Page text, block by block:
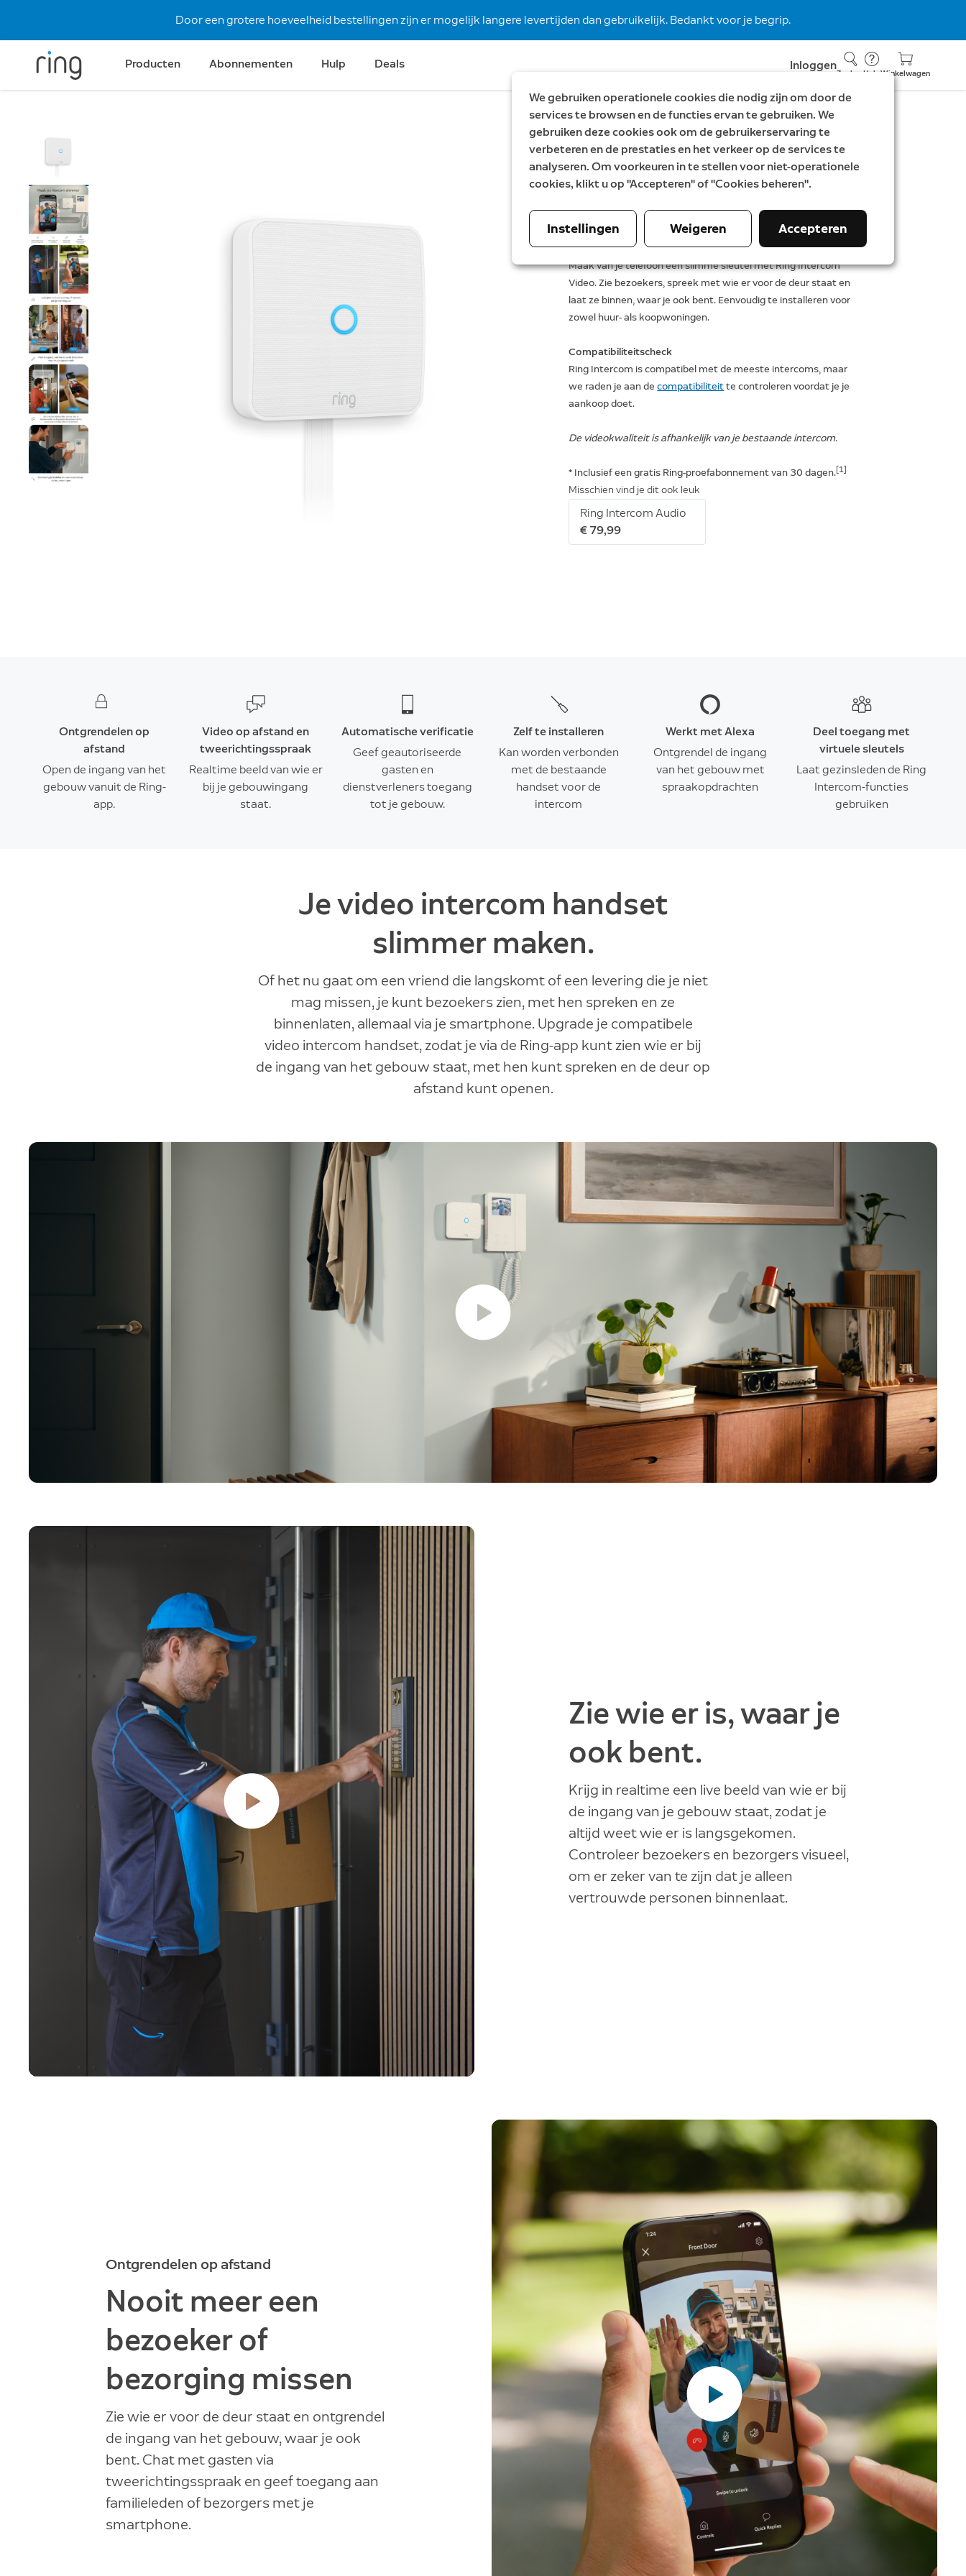
Door een grotere hoeveelheid bestellingen zijn er mogelijk langere levertijden dan gebruikelijk. Bedankt voor je begrip.
Producten Abonnementen Hulp Deals Inloggen
Zoeken Hulp Winkelwagen
Ring Intercom Video
€ 99,99
Voeg toe aan winkelwagen
Maak van je telefoon een slimme sleutel met Ring Intercom
Video. Zie bezoekers, spreek met wie er voor de deur staat en
laat ze binnen, waar je ook bent. Eenvoudig te installeren voor
zowel huur- als koopwoningen.
Compatibiliteitscheck
Ring Intercom is compatibel met de meeste intercoms, maar
we raden je aan decompatibiliteitte controleren voordat je je
aankoop doet.
De videokwaliteit is afhankelijk van je bestaande intercom.
* Inclusief een gratis Ring-proefabonnement van 30 dagen.[1]
Misschien vind je dit ook leuk
Ring Intercom Audio
€ 79,99
Ontgrendelen op
afstand
Open de ingang van het
gebouw vanuit de Ring-
app.
Video op afstand en
tweerichtingsspraak
Realtime beeld van wie er
bij je gebouwingang
staat.
Automatische verificatie
Geef geautoriseerde
gasten en
dienstverleners toegang
tot je gebouw.
Zelf te installeren
Kan worden verbonden
met de bestaande
handset voor de
intercom
Werkt met Alexa
Ontgrendel de ingang
van het gebouw met
spraakopdrachten
Deel toegang met
virtuele sleutels
Laat gezinsleden de Ring
Intercom-functies
gebruiken
Je video intercom handset
slimmer maken.
Of het nu gaat om een vriend die langskomt of een levering die je niet
mag missen, je kunt bezoekers zien, met hen spreken en ze
binnenlaten, allemaal via je smartphone. Upgrade je compatibele
video intercom handset, zodat je via de Ring-app kunt zien wie er bij
de ingang van het gebouw staat, met hen kunt spreken en de deur op
afstand kunt openen.
Zie wie er is, waar je
ook bent.
Krijg in realtime een live beeld van wie er bij
de ingang van je gebouw staat, zodat je
altijd weet wie er is langsgekomen.
Controleer bezoekers en bezorgers visueel,
om er zeker van te zijn dat je alleen
vertrouwde personen binnenlaat.
Ontgrendelen op afstand
Nooit meer een
bezoeker of
bezorging missen
Zie wie er voor de deur staat en ontgrendel
de ingang van het gebouw, waar je ook
bent. Chat met gasten via
tweerichtingsspraak en geef toegang aan
familieleden of bezorgers met je
smartphone.
We gebruiken operationele cookies die nodig zijn om door de
services te browsen en de functies ervan te gebruiken. We
gebruiken deze cookies ook om de gebruikerservaring te
verbeteren en de prestaties en het verkeer op de services te
analyseren. Om voorkeuren in te stellen voor niet-operationele
cookies, klikt u op "Accepteren" of "Cookies beheren".
Instellingen Weigeren Accepteren